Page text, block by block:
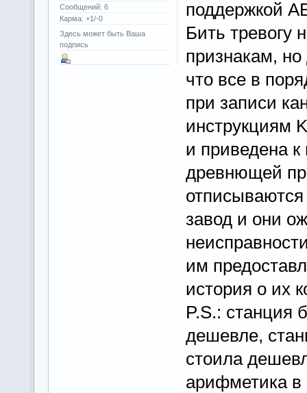
Сообщений: 6
Карма: +1/-0
Здесь может быть Ваша
подпись
поддержкой
Бить тревогу
признакам,
что все в
при записи
инструкциям
и приведена
древнющей
завод и они
им
история о их
P.S.: станция
дешевле,
стоила
арифметика в